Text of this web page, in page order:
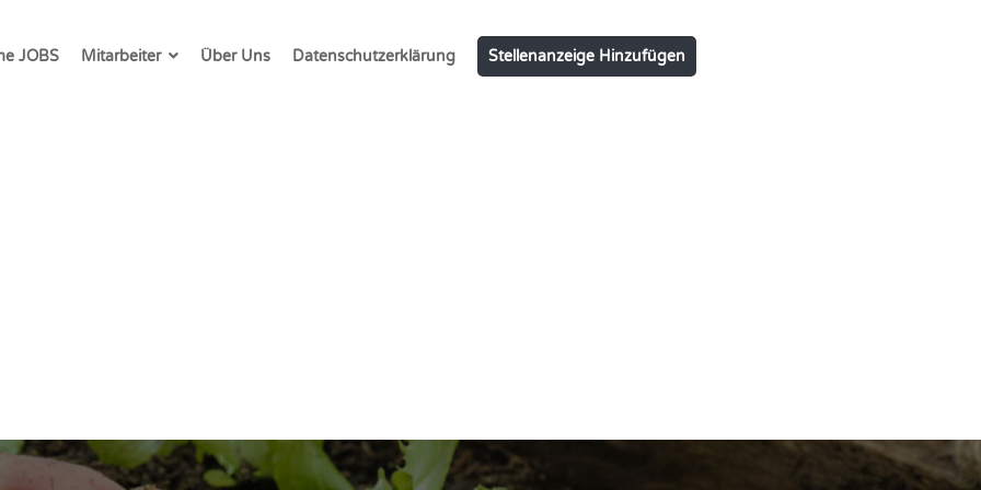
JOBS Mitarbeiter Über Uns Datenschutzerklärung Stellenanzeige Hinzufügen